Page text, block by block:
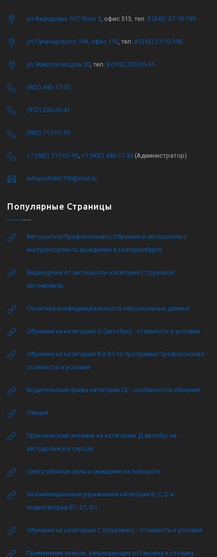
ул.Амундсена 107, блок 3, офис 513, тел. 8 (343) 27-10-195
ул.Луначарского 194, офис 113, тел. 8 (343) 27-10-193
ул.Животноводов 20, тел. 8 (912) 230-20-41
(902) 446-17-35
(912) 230-20-41
(982) 717-01-95
+7 (982) 717-01-95, +7 (902) 446-17-35 (Администратор)
avtoprofiekb196@mail.ru
Популярные Страницы
Автошкола Профессионал | Обучение в автошколе с
инструктором по вождению в Екатеринбурге
Видеоуроки от автошколы категория C грузовой
автомобиль
Политика конфиденциальности персональных данных
Обучение на категорию D (автобус) - стоимость и условия
Обучение на категорию B и B1 по программе Профессионал -
стоимость и условия
Водительские права категории CE - особенности обучения
Лекции
Практический экзамен на категорию Д автобус на
автодроме и в городе
Центробежная сила и смещение на повороте
Экзаменационные упражнения категории B, C, D и
подкатегории B1, C1, D1
Обучение на категорию C (грузовик) - стоимость и условия
Применение знаков, запрещающих остановку и стоянку